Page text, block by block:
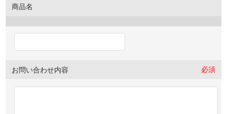
商品名
お問い合わせ内容 必須